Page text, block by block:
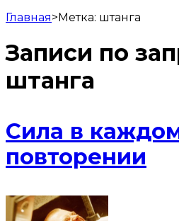
Главная>Метка: штанга
Записи по
штанга
Сила в
повторении